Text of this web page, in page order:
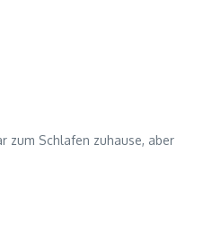
zum Schlafen zuhause, aber